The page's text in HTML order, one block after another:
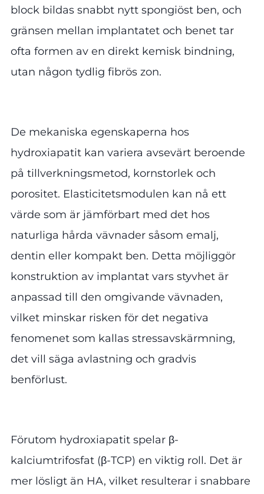
block bildas snabbt nytt spongiöst ben, och
gränsen mellan implantatet och benet tar
ofta formen av en direkt kemisk bindning,
utan någon tydlig fibrös zon.
De mekaniska egenskaperna hos
hydroxiapatit kan variera avsevärt beroende
på tillverkningsmetod, kornstorlek och
porositet. Elasticitetsmodulen kan nå ett
värde som är jämförbart med det hos
naturliga hårda vävnader såsom emalj,
dentin eller kompakt ben. Detta möjliggör
konstruktion av implantat vars styvhet är
anpassad till den omgivande vävnaden,
vilket minskar risken för det negativa
fenomenet som kallas stressavskärmning,
det vill säga avlastning och gradvis
benförlust.
Förutom hydroxiapatit spelar β-
kalciumtrifosfat (β-TCP) en viktig roll. Det är
mer lösligt än HA, vilket resulterar i snabbare